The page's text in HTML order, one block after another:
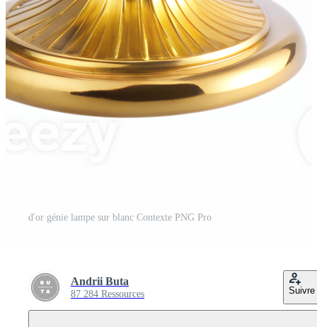
d'or génie lampe sur blanc Contexte PNG Pro
Andrii Buta
87 284 Ressources Suivre